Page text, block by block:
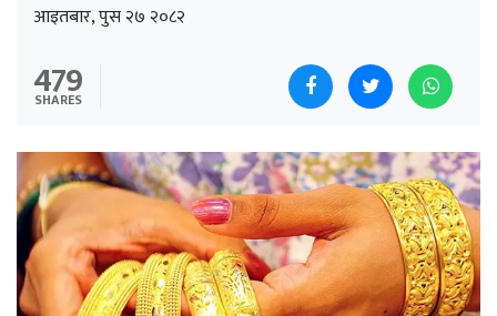
आइतबार, पुस २७ २०८२
479
SHARES